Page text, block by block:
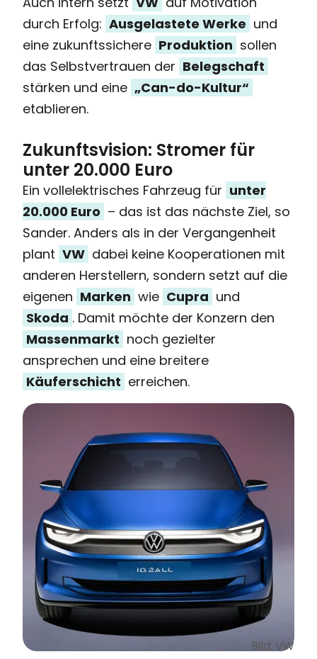
durch Erfolg: Ausgelastete Werke und
eine zukunftssichere Produktion sollen
das Selbstvertrauen der Belegschaft
stärken und eine „Can-do-Kultur“
etablieren.
Zukunftsvision: Stromer für
unter 20.000 Euro
Ein vollelektrisches Fahrzeug für unter
20.000 Euro – das ist das nächste Ziel, so
Sander. Anders als in der Vergangenheit
plant VW dabei keine Kooperationen mit
anderen Herstellern, sondern setzt auf die
eigenen Marken wie Cupra und
Skoda . Damit möchte der Konzern den
Massenmarkt noch gezielter
ansprechen und eine breitere
Käuferschicht erreichen.
Bild: VW